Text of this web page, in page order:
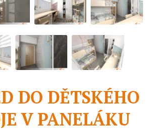
DO DĚTSKÉHO
V PANELÁKU